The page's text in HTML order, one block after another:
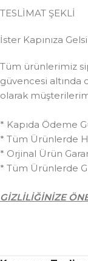
TESLİMAT ŞEKLİ
İster Kapınıza
Tüm ürünlerimiz
güvencesi altında
olarak
* Kapıda Ödeme
* Tüm Ürünlerde
* Orjinal Ürün
* Tüm Ürünlerde
GİZLİLİĞİNİZE